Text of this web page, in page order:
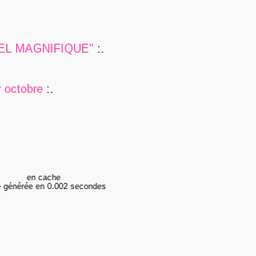
MAGNIFIQUE" :.
octobre :.
en cache
générée en 0.002 secondes